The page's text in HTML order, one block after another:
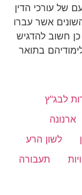
של עורכי הדין
השונים אשר עברו
חשוב להדגיש
בתואר
לבג"ץ
ארנונה
לשון הרע
תעבורה